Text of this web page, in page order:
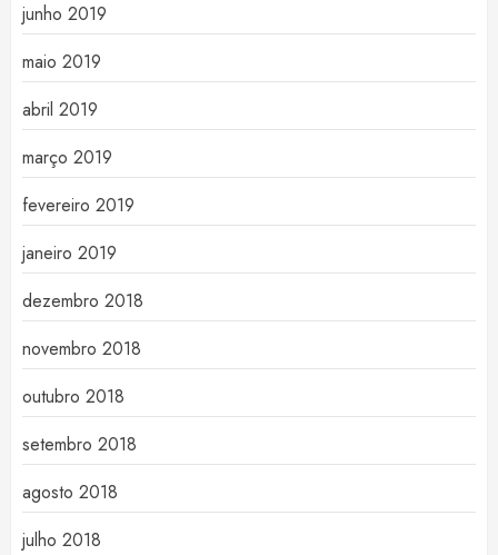
junho 2019
maio 2019
abril 2019
março 2019
fevereiro 2019
janeiro 2019
dezembro 2018
novembro 2018
outubro 2018
setembro 2018
agosto 2018
julho 2018